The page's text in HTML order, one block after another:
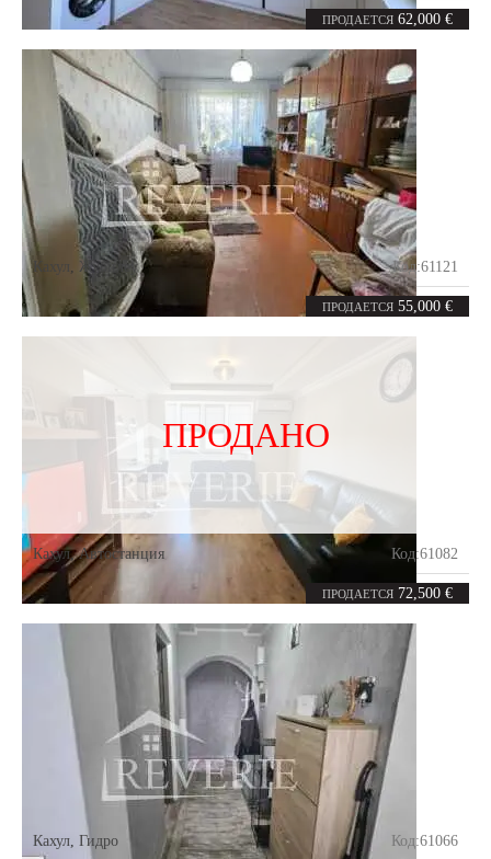
ПРОДАЕТСЯ 62,000 €
комната 36.4m²
ПРОДАЕТСЯ 55,000 €
Кахул Жубилеу Код:61121
комнаты m²
ПРОДАНО
ПРОДАЕТСЯ 72,500 €
Кахул,Автостанция Код:61082
2 63m²
Кахул Гидро Код:61066